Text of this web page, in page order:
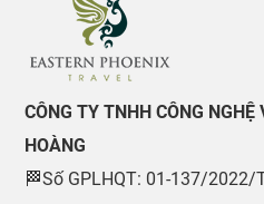
CÔNG TY TNHH CÔNG NGHỆ
HOÀNG
🏁Số GPLHQT: 01-137/2022/